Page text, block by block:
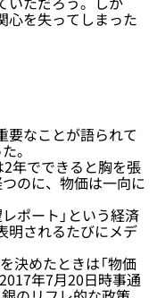
心を失ってしまった
なことが語られて
。
年でできると胸を張
のに、物価は一向に
ポート」という経済
明されるたびにメデ
決めたときは「物価
年7月20日時事通